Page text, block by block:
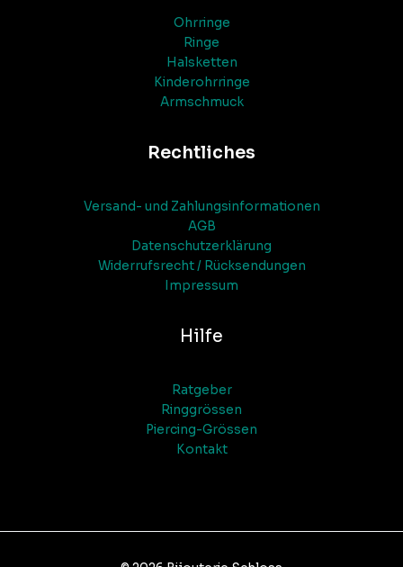
Ohrringe
Ringe
Halsketten
Kinderohrringe
Armschmuck
Rechtliches
Versand- und Zahlungsinformationen
AGB
Datenschutzerklärung
Widerrufsrecht / Rücksendungen
Impressum
Hilfe
Ratgeber
Ringgrössen
Piercing-Grössen
Kontakt